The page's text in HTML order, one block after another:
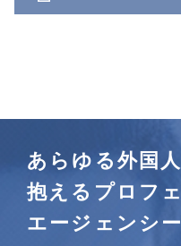
あらゆる外国
抱えるプロフ
エージェンシー